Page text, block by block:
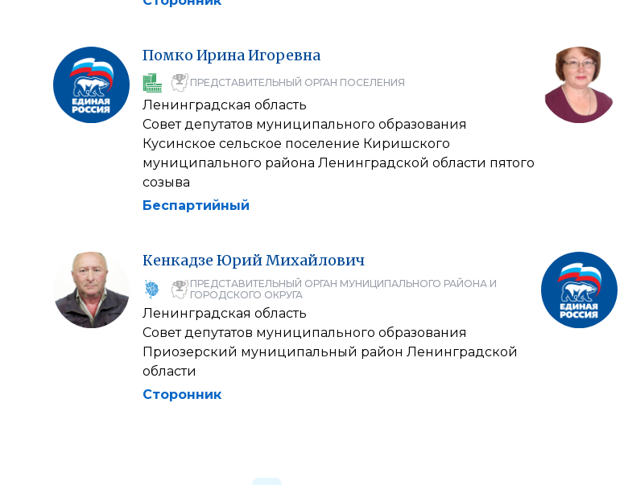
Помко ИринаИгоревна
ПРЕДСТАВИТЕЛЬНЫЙ ОРГАН ПОСЕЛЕНИЯ
Ленинградская область
Совет депутатов муниципального образования
Кусинское сельское поселение Киришского
муниципального района Ленинградской области пятого
созыва
Беспартийный
Кенкадзе ЮрийМихайлович
ПРЕДСТАВИТЕЛЬНЫЙ ОРГАН МУНИЦИПАЛЬНОГО РАЙОНА И
ГОРОДСКОГО ОКРУГА
Ленинградская область
Совет депутатов муниципального образования
Приозерский муниципальный район Ленинградской
области
Сторонник